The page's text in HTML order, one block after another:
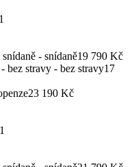
- snídaně19 790 Kč
bez stravy - bez stravy17
23 190 Kč